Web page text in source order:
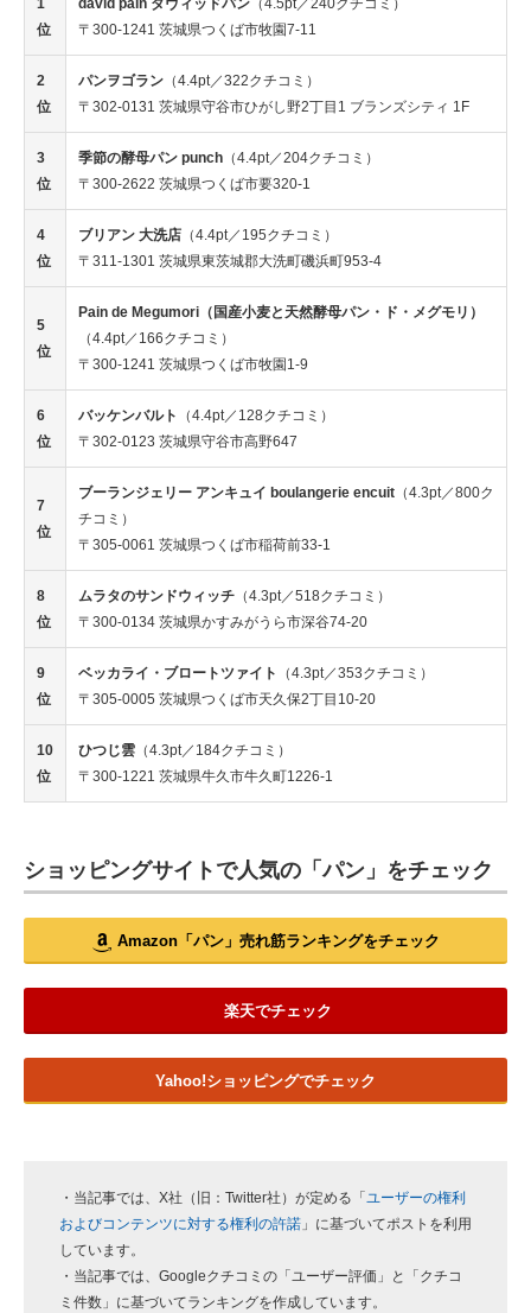
1
位
david pain ダヴィッドパン （4.5pt／240クチコミ）
〒300-1241 茨城県つくば市牧園7-11
2
位
パンヲゴラン （4.4pt／322クチコミ）
〒302-0131 茨城県守谷市ひがし野2丁目1 ブランズシティ 1F
3
位
季節の酵母パン punch （4.4pt／204クチコミ）
〒300-2622 茨城県つくば市要320-1
4
位
ブリアン 大洗店 （4.4pt／195クチコミ）
〒311-1301 茨城県東茨城郡大洗町磯浜町953-4
5
位
Pain de Megumori（国産小麦と天然酵母パン・ド・メグモリ）
（4.4pt／166クチコミ）
〒300-1241 茨城県つくば市牧園1-9
6
位
バッケンバルト
（4.4pt／128クチコミ）
〒302-0123 茨城県守谷市高野647
7
位
ブーランジェリー アンキュイ boulangerie encuit （4.3pt／800ク
チコミ）
〒305-0061 茨城県つくば市稲荷前33-1
8
位
ムラタのサンドウィッチ （4.3pt／518クチコミ）
〒300-0134 茨城県かすみがうら市深谷74-20
9
位
ベッカライ・ブロートツァイト
（4.3pt／353クチコミ）
〒305-0005 茨城県つくば市天久保2丁目10-20
10
位
ひつじ雲 （4.3pt／184クチコミ）
〒300-1221 茨城県牛久市牛久町1226-1
ショッピングサイトで人気の「パン」をチェック
Amazon「パン」売れ筋ランキングをチェック
楽天でチェック
Yahoo!ショッピングでチェック
・当記事では、X社（旧：Twitter社）が定める「 ユーザーの権利
およびコンテンツに対する権利の許諾 」に基づいてポストを利用
しています。
・当記事では、Googleクチコミの「ユーザー評価」と「クチコ
ミ件数」に基づいてランキングを作成しています。